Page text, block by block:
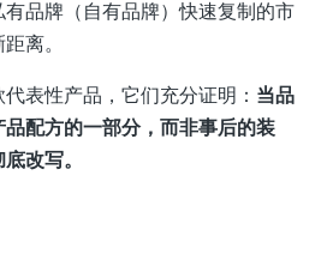
品牌（自有品牌）快速复制的市
离。
表性产品，它们充分证明： 当品
配方的一部分，而非事后的装
底改写。